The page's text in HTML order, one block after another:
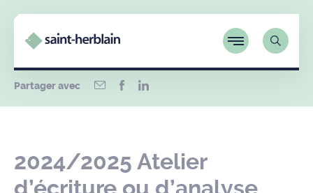
Partager avec
2024/2025 Atelier